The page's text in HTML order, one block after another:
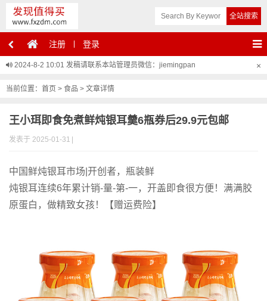
注册 登录
2024-8-2 10:01 发稿请联系本站管理员微信：jiemingpan ×
当前位置： 首页 > 食品 > 文章详情
王小珥即食免煮鲜炖银耳羹6瓶券后29.9元包邮
发表于 2025-01-31
中国鲜炖银耳市场|开创者，瓶装鲜
炖银耳连续6年累计销-量-第-一，开盖即食很方便！满满胶
原蛋白，做精致女孩！【赠运费险】